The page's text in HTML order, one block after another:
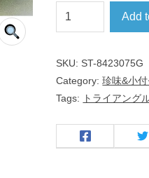
８
ｃ
ト
ア
ン
Add
SKU: ST-8423075G
Category:珍味&小
Tags:
トライアング